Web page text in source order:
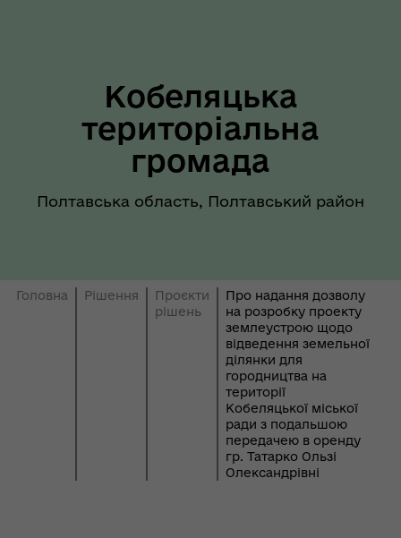
Кобеляцька
територіальна
громада
Полтавська область, Полтавський район
Головна Рішення
Проєкти
рішень
Про надання дозволу
на розробку проекту
землеустрою щодо
відведення земельної
ділянки для
городництва на
території
Кобеляцької міської
ради з подальшою
передачею в оренду
гр. Татарко Ользі
Олександрівні